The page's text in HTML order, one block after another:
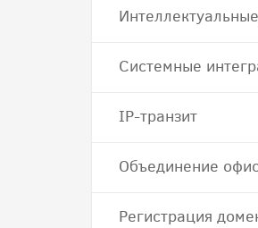
Системные
IP-транзит
Объединение
Регистрация